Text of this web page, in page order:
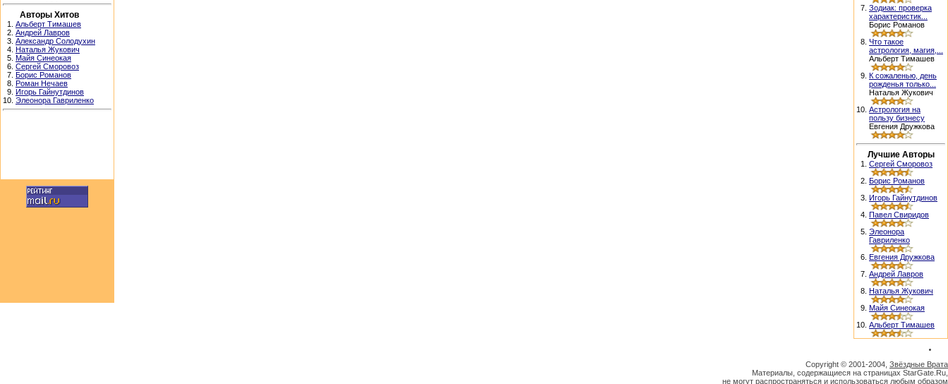
Авторы Хитов
1. Альберт Тимашев
2. Андрей Лавров
3. Александр Солодухин
4. Наталья Жукович
5. Майя Синеокая
6. Сергей Сморовоз
7. Борис Романов
8. Роман Нечаев
9. Игорь Гайнутдинов
10. Элеонора Гавриленко
7. Зодиак: проверка
характеристик...
Борис Романов
8. Что такое
астрология, магия,...
Альберт Тимашев
9. К сожаленью, день
рожденья только...
Наталья Жукович
10. Астрология на
пользу бизнесу
Евгения Дружкова
Лучшие Авторы
1. Сергей Сморовоз
2. Борис Романов
3. Игорь Гайнутдинов
4. Павел Свиридов
5. Элеонора
Гавриленко
6. Евгения Дружкова
7. Андрей Лавров
8. Наталья Жукович
9. Майя Синеокая
10. Альберт Тимашев
Copyright © 2001-2004, Звёздные Врата
Материалы, содержащиеся на страницах StarGate.Ru,
не могут распространяться и использоваться любым образом